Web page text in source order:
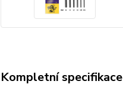
Kompletní specifikace